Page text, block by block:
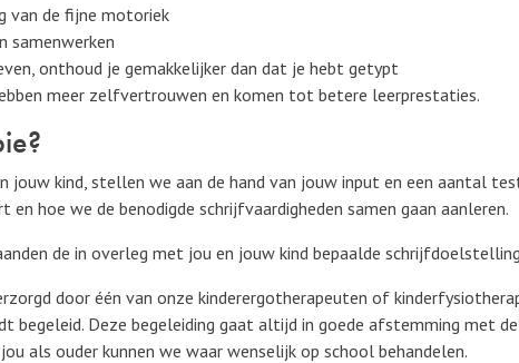
van de fijne motoriek
samenwerken
onthoud je gemakkelijker dan dat je hebt getypt
meer zelfvertrouwen en komen tot betere leerprestaties.
jouw kind, stellen we aan de hand van jouw input en een aantal
hoe we de benodigde schrijfvaardigheden samen gaan aanleren.
de in overleg met jou en jouw kind bepaalde
door één van onze kinderergotherapeuten of
begeleid. Deze begeleiding gaat altijd in goede afstemming met
als ouder kunnen we waar wenselijk op school behandelen.